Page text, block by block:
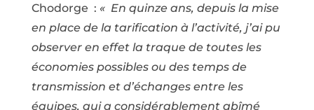
Chodorge : « En quinze ans, depuis la mise
en place de la tarification à l’activité, j’ai pu
observer en effet la traque de toutes les
économies possibles ou des temps de
transmission et d’échanges entre les
équipes, qui a considérablement abîmé